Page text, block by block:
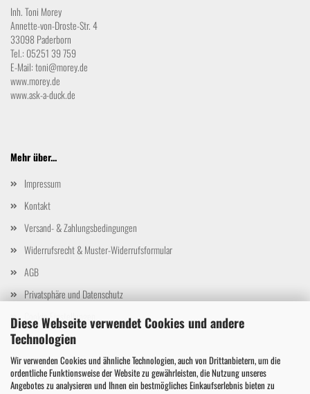
Diese Webseite verwendet Cookies und andere
Technologien
Wir verwenden Cookies und ähnliche Technologien, auch von Drittanbietern, um die
ordentliche Funktionsweise der Website zu gewährleisten, die Nutzung unseres
Angebotes zu analysieren und Ihnen ein bestmögliches Einkaufserlebnis bieten zu
Inh. Toni Morey
Annette-von-Droste-Str. 4
33098 Paderborn
Tel.: 05251 39 759
E-Mail:toni@morey.de
www.morey.de
www.ask-a-duck.de
Mehr über...
Impressum
Kontakt
Versand- & Zahlungsbedingungen
Widerrufsrecht & Muster-Widerrufsformular
AGB
Privatsphäre und Datenschutz
Cookie Einstellungen